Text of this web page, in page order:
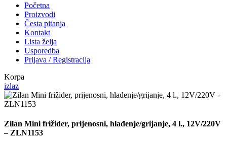
Početna
Proizvodi
Česta pitanja
Kontakt
Lista želja
Usporedba
Prijava / Registracija
Korpa
izlaz
Zilan Mini frižider, prijenosni, hlađenje/grijanje, 4 l., 12V/220V
– ZLN1153